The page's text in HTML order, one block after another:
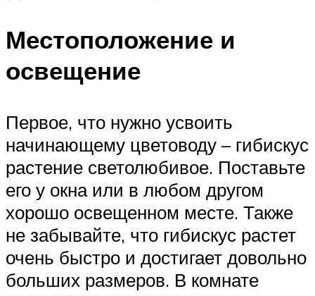
Местоположение и
освещение
Первое, что нужно усвоить
начинающему цветоводу – гибискус
растение светолюбивое. Поставьте
его у окна или в любом другом
хорошо освещенном месте. Также
не забывайте, что гибискус растет
очень быстро и достигает довольно
больших размеров. В комнате